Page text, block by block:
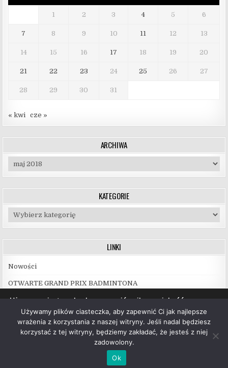
1 2 3 4 5 6
7 8 9 10 11 12 13
14 15 16 17 18 19 20
21 22 23 24 25 26 27
28 29 30 31
« kwi cze »
ARCHIWA
Archiwa
KATEGORIE
Kategorie
LINKI
Nowości
OTWARTE GRAND PRIX BADMINTONA
Copyright © 2026 UKS Hubal Białystok
Design by ThemesDNA.com
Używamy ciasteczek, aby zapewnić najlepszą jakość
korzystania z naszej witryny.
Więcej informacji na temat plików ciasteczka, których
używamy, oraz możliwości ich wyłączenia znajdziesz w
ustawieniach.
Używamy plików ciasteczka, aby zapewnić Ci jak najlepsze
wrażenia z korzystania z naszej witryny. Jeśli nadal będziesz
korzystać z tej witryny, będziemy zakładać, że jesteś z niej
zadowolony.
Ok